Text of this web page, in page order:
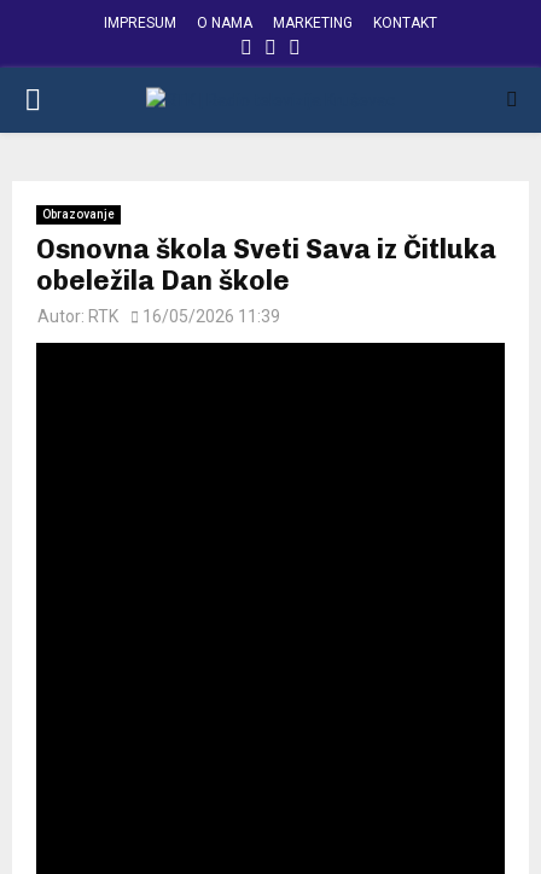
IMPRESUM O NAMA MARKETING KONTAKT
FACEBOOK
INSTAGRAM
PRIMARY
Obrazovanje
Osnovna škola Sveti Sava iz Čitluka
obeležila Dan škole
Autor: RTK 16/05/2026 11:39